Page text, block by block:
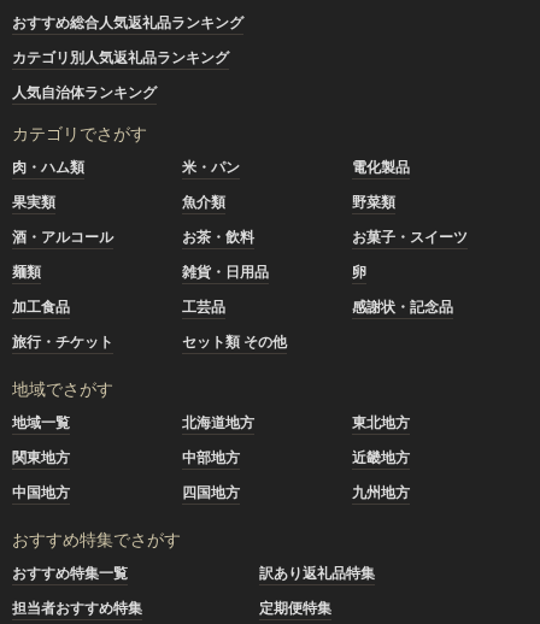
おすすめ総合人気返礼品ランキング
カテゴリ別人気返礼品ランキング
人気自治体ランキング
カテゴリでさがす
肉・ハム類 米・パン
電化製品
果実類
魚介類
野菜類
酒・アルコール
お茶・飲料
お菓子・スイーツ
麺類
雑貨・日用品
卵
加工食品
工芸品
感謝状・記念品
旅行・チケット
セット類 その他
地域でさがす
地域一覧 北海道地方
東北地方
関東地方
中部地方
近畿地方
中国地方
四国地方 九州地方
おすすめ特集でさがす
おすすめ特集一覧
訳あり返礼品特集
担当者おすすめ特集
定期便特集